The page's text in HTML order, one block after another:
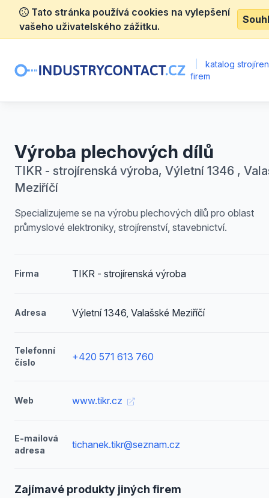
Tato stránka používá cookies na vylepšení
vašeho uživatelského zážitku.
katalog
firem
Výroba plechových dílů
TIKR - strojírenská výroba, Výletní 1346 ,
Meziříčí
Specializujeme se na výrobu plechových dílů pro oblast
průmyslové elektroniky, strojírenství, stavebnictví.
Firma TIKR - strojírenská výroba
Adresa Výletní 1346, Valašské Meziříčí
Telefonní
číslo
+420 571 613 760
Web www.tikr.cz
E-mailová
adresa
tichanek.tikr@seznam.cz
Zajímavé produkty jiných firem